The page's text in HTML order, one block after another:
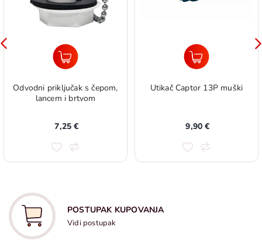
Odvodni priključak s čepom,
lancem i brtvom
7,25 €
Utikač Captor 13P muški
9,90 €
POSTUPAK KUPOVANJA
Vidi postupak